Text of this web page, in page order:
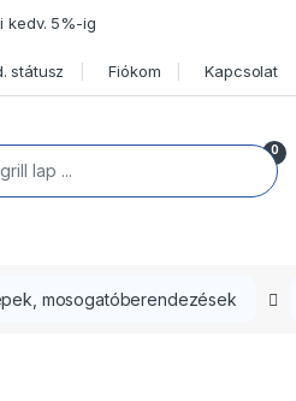
kedv. 5%-ig
státusz Fiókom Kapcsolat
0
mosogatóberendezések